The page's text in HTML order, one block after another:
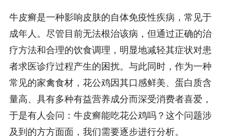
牛皮癣是一种影响皮肤的自体免疫性疾病，常见于
成年人。尽管目前无法根治该病，但通过正确的治
疗方法和合理的饮食调理，明显地减轻其症状对患
者求医诊疗过程产生的困扰。与此同时，作为一种
常见的家禽食材，花公鸡因其口感鲜美、蛋白质含
量高、具有多种有益营养成分而深受消费者喜爱，
于是有人会问：牛皮癣能吃花公鸡吗？这个问题涉
及到的方方面面，我们需要逐步进行分析。